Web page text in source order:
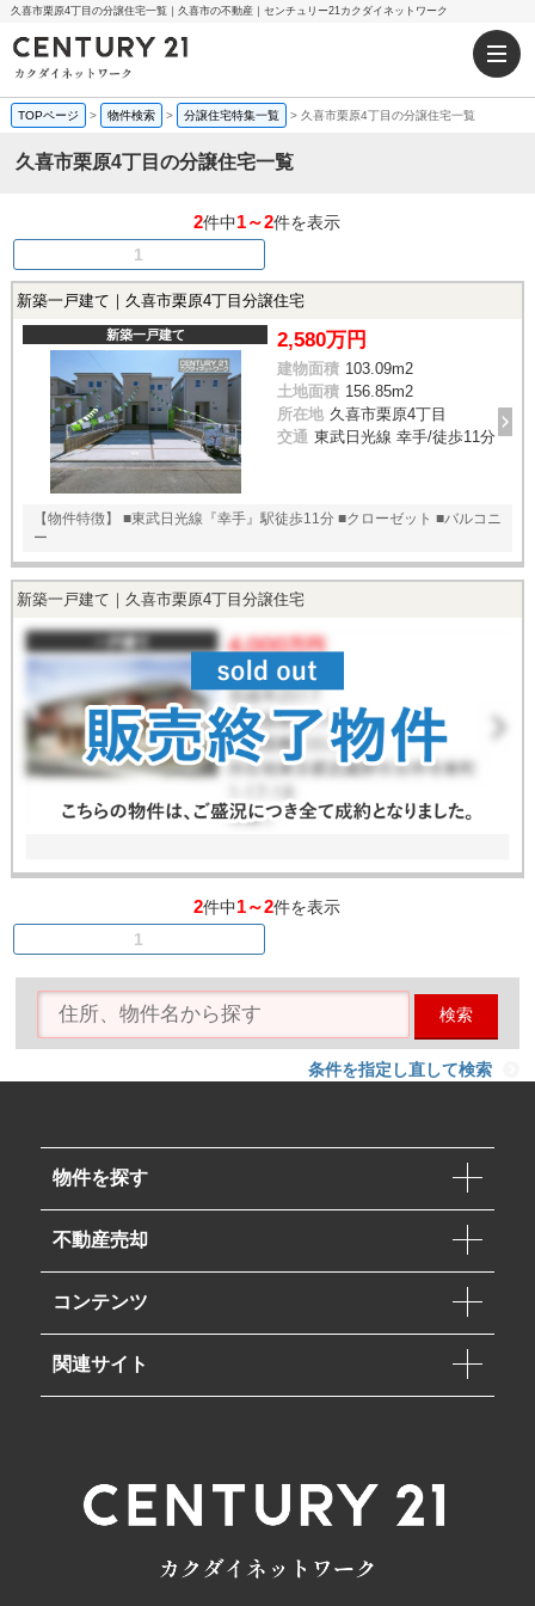
久喜市栗原4丁目の分譲住宅一覧｜久喜市の不動産｜センチュリー21カクダイネットワーク
TOPページ > 物件検索 > 分譲住宅特集一覧 > 久喜市栗原4丁目の分譲住宅一覧
久喜市栗原4丁目の分譲住宅一覧
2件中1～2件を表示
1
新築一戸建て｜久喜市栗原4丁目分譲住宅
新築一戸建て 2,580万円
建物面積 103.09m2
土地面積 156.85m2
所在地 久喜市栗原4丁目
交通 東武日光線 幸手/徒歩11分
【物件特徴】 ■東武日光線『幸手』駅徒歩11分 ■クローゼット ■バルコニ
ー
新築一戸建て｜久喜市栗原4丁目分譲住宅
2件中1～2件を表示
1
検索
条件を指定し直して検索
物件を探す
不動産売却
コンテンツ
関連サイト